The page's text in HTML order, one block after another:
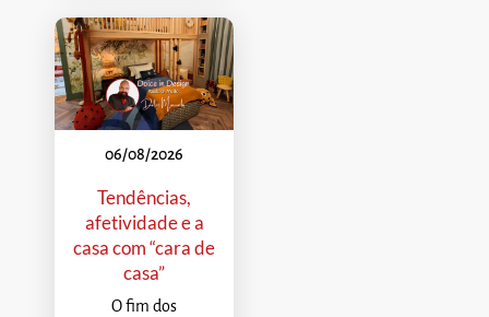
06/08/2026
Tendências,
afetividade e a
casa com “cara de
casa”
O fim dos